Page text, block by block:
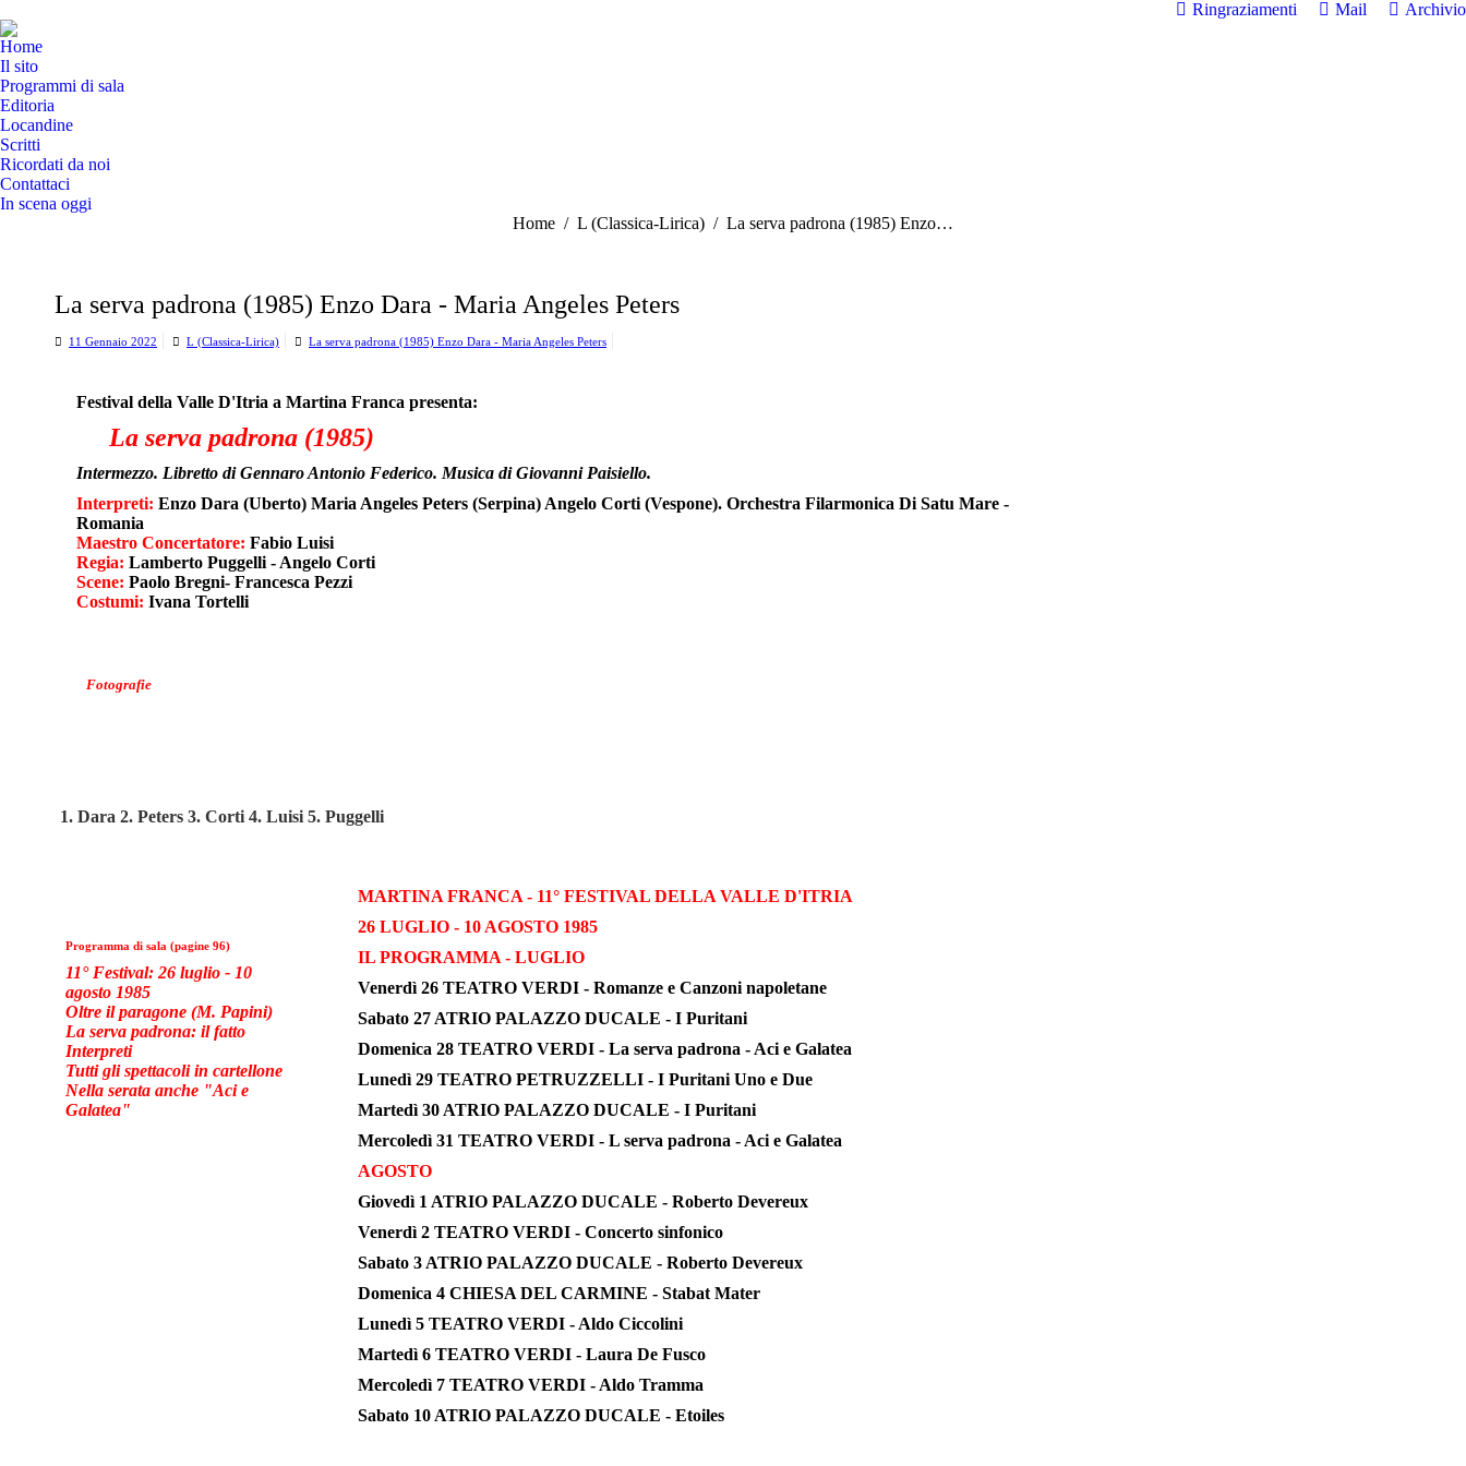
Ringraziamenti Mail
Archivio
Home
Il sito
Programmi di sala
Editoria
Locandine
Scritti
Ricordati da noi
Contattaci
In scena oggi
Tu sei qui:
Home L (Classica-Lirica) La serva padrona (1985) Enzo…
La serva padrona (1985) Enzo Dara - Maria Angeles Peters
11 Gennaio 2022 L (Classica-Lirica) La serva padrona (1985) Enzo Dara - Maria Angeles Peters
Festival della Valle D'Itria a Martina Franca presenta:
La serva padrona (1985)
Intermezzo. Libretto di Gennaro Antonio Federico. Musica di Giovanni Paisiello.
Interpreti: Enzo Dara (Uberto) Maria Angeles Peters (Serpina) Angelo Corti (Vespone). Orchestra Filarmonica Di Satu Mare -
Romania
Maestro Concertatore: Fabio Luisi
Regia: Lamberto Puggelli - Angelo Corti
Scene: Paolo Bregni- Francesca Pezzi
Costumi: Ivana Tortelli
Fotografie
1. Dara 2. Peters 3. Corti 4. Luisi 5. Puggelli
Programma di sala (pagine 96)
11° Festival: 26 luglio - 10
agosto 1985
Oltre il paragone (M. Papini)
La serva padrona: il fatto
Interpreti
Tutti gli spettacoli in cartellone
Nella serata anche "Aci e
Galatea"
MARTINA FRANCA - 11° FESTIVAL DELLA VALLE D'ITRIA
26 LUGLIO - 10 AGOSTO 1985
IL PROGRAMMA - LUGLIO
Venerdì 26 TEATRO VERDI - Romanze e Canzoni napoletane
Sabato 27 ATRIO PALAZZO DUCALE - I Puritani
Domenica 28 TEATRO VERDI - La serva padrona - Aci e Galatea
Lunedì 29 TEATRO PETRUZZELLI - I Puritani Uno e Due
Martedì 30 ATRIO PALAZZO DUCALE - I Puritani
Mercoledì 31 TEATRO VERDI - L serva padrona - Aci e Galatea
AGOSTO
Giovedì 1 ATRIO PALAZZO DUCALE - Roberto Devereux
Venerdì 2 TEATRO VERDI - Concerto sinfonico
Sabato 3 ATRIO PALAZZO DUCALE - Roberto Devereux
Domenica 4 CHIESA DEL CARMINE - Stabat Mater
Lunedì 5 TEATRO VERDI - Aldo Ciccolini
Martedì 6 TEATRO VERDI - Laura De Fusco
Mercoledì 7 TEATRO VERDI - Aldo Tramma
Sabato 10 ATRIO PALAZZO DUCALE - Etoiles